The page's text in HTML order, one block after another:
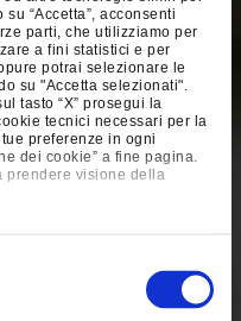
“Accetta”, acconsenti
parti, che utilizziamo per
a fini statistici e per
potrai selezionare le
su "Accetta selezionati".
tasto “X” prosegui la
tecnici necessari per la
preferenze in ogni
dei cookie” a fine pagina.
prendere visione della